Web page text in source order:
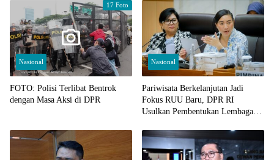
17 Foto
Nasional
FOTO: Polisi Terlibat Bentrok
dengan Masa Aksi di DPR
Nasional
Pariwisata Berkelanjutan Jadi
Fokus RUU Baru, DPR RI
Usulkan Pembentukan Lembaga